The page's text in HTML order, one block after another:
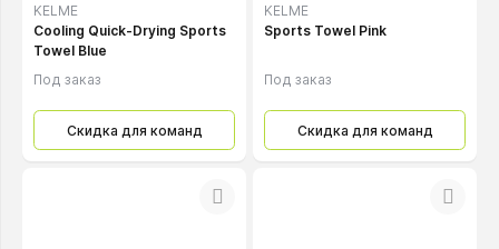
KELME
Cooling Quick-Drying Sports
Towel Blue
Под заказ
Скидка для команд
KELME
Sports Towel Pink
Под заказ
Скидка для команд